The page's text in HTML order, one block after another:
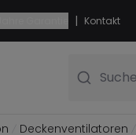
| Kontakt
Deckenventilatoren